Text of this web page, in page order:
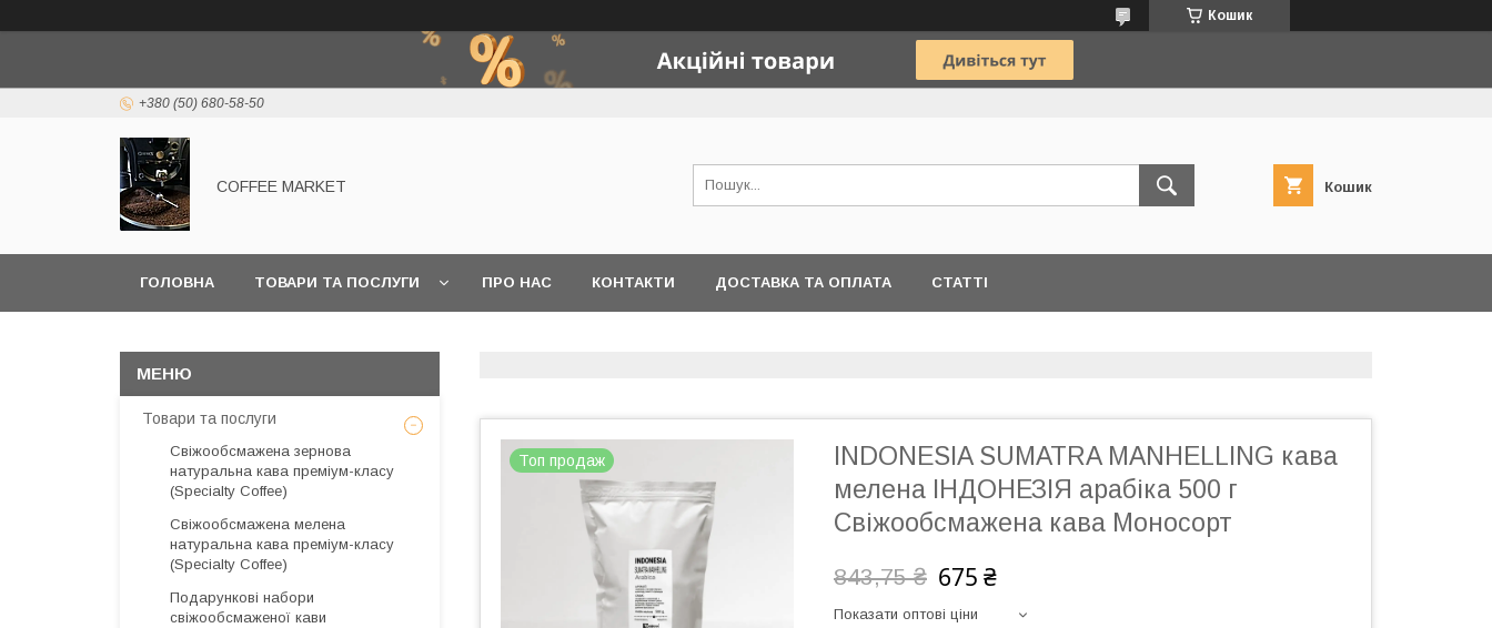
Кошик
+380 (50) 680-58-50
COFFEE MARKET Кошик
ГОЛОВНА ТОВАРИ ТА ПОСЛУГИ ПРО НАС КОНТАКТИ ДОСТАВКА ТА ОПЛАТА СТАТТІ
Топ продаж
INDONESIA SUMATRA MANHELLING кава
мелена ІНДОНЕЗІЯ арабіка 500 г
Свіжообсмажена кава Моносорт
843,75 ₴ 675 ₴
Показати оптові ціни
Товари та послуги
Свіжообсмажена зернова
натуральна кава преміум-класу
(Specialty Coffee)
Свіжообсмажена мелена
натуральна кава преміум-класу
(Specialty Coffee)
Подарункові набори
свіжообсмаженої кави